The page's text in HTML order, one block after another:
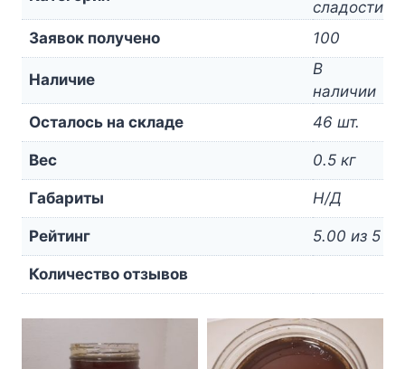
сладости
Заявок получено
100
Наличие
В
наличии
Осталось на складе
46 шт.
Вес 0.5 кг
Габариты Н/Д
Рейтинг 5.00 из 5
Количество отзывов